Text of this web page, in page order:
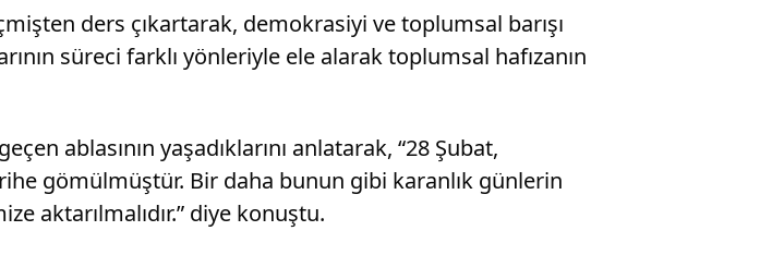
ders çıkartarak, demokrasiyi ve toplumsal barışı
süreci farklı yönleriyle ele alarak toplumsal hafızanın
ablasının yaşadıklarını anlatarak, “28 Şubat,
gömülmüştür. Bir daha bunun gibi karanlık günlerin
aktarılmalıdır.” diye konuştu.